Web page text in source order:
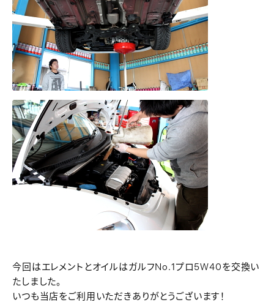
今回はエレメントとオイルはガルフNo.1プロ5W40を交換い
たしました。
いつも当店をご利用いただきありがとうございます！